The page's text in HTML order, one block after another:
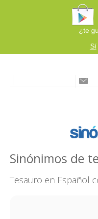
¿te
Sí
Sinónimos de
Tesauro en Español